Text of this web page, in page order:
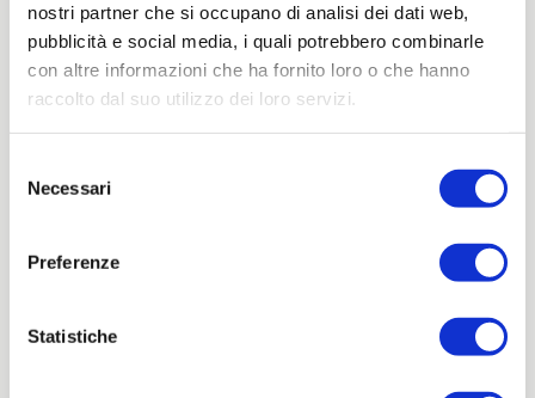
nostri partner che si occupano di analisi dei dati web,
pubblicità e social media, i quali potrebbero combinarle
con altre informazioni che ha fornito loro o che hanno
raccolto dal suo utilizzo dei loro servizi.
delNecessari
Preferenze
Statistiche